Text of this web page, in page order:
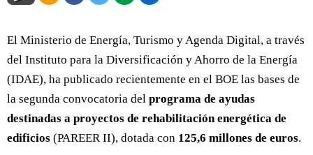
El Ministerio de Energía, Turismo y Agenda Digital, a través
del Instituto para la Diversificación y Ahorro de la Energía
(IDAE), ha publicado recientemente en el BOE las bases de
la segunda convocatoria del programa de ayudas
destinadas a proyectos de rehabilitación energética de
edificios (PAREER II), dotada con 125,6 millones de euros.